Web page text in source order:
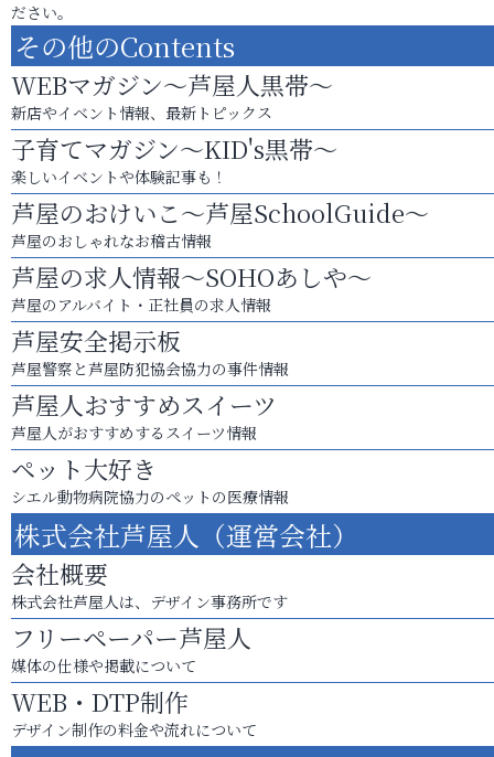
ださい。
その他のContents
WEBマガジン～芦屋人黒帯～
新店やイベント情報、最新トピックス
子育てマガジン～KID's黒帯～
楽しいイベントや体験記事も！
芦屋のおけいこ～芦屋SchoolGuide～
芦屋のおしゃれなお稽古情報
芦屋の求人情報～SOHOあしや～
芦屋のアルバイト・正社員の求人情報
芦屋安全掲示板
芦屋警察と芦屋防犯協会協力の事件情報
芦屋人おすすめスイーツ
芦屋人がおすすめするスイーツ情報
ペット大好き
シエル動物病院協力のペットの医療情報
株式会社芦屋人（運営会社）
会社概要
株式会社芦屋人は、デザイン事務所です
フリーペーパー芦屋人
媒体の仕様や掲載について
WEB・DTP制作
デザイン制作の料金や流れについて